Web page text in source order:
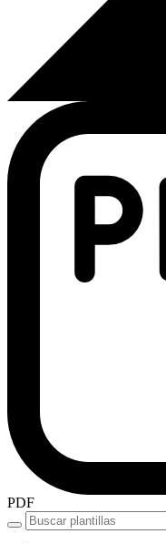
PDF